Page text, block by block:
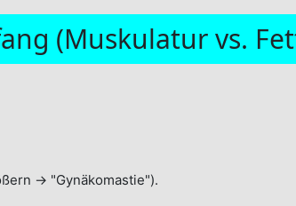
(Muskulatur vs.
→ "Gynäkomastie").